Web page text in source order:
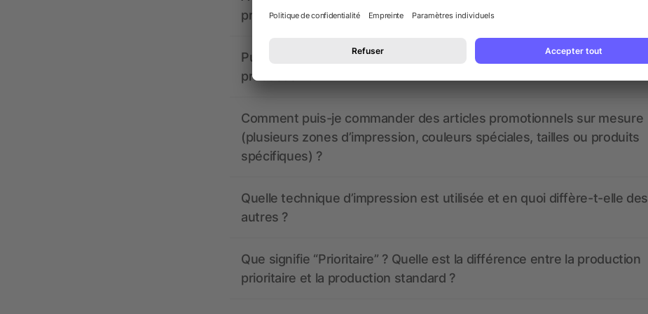
propose-t-il un service pour les créer ?
Puis-je voir à quoi ressembleront mes articles promotionnels avant la
production ?
Comment puis-je commander des articles promotionnels sur mesure
(plusieurs zones d’impression, couleurs spéciales, tailles ou produits
spécifiques) ?
Quelle technique d’impression est utilisée et en quoi diffère-t-elle des
autres ?
Que signifie “Prioritaire” ? Quelle est la différence entre la production
prioritaire et la production standard ?